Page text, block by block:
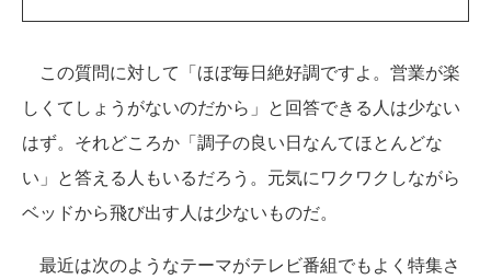
この質問に対して「ほぼ毎日絶好調ですよ。営業が楽
しくてしょうがないのだから」と回答できる人は少ない
はず。それどころか「調子の良い日なんてほとんどな
い」と答える人もいるだろう。元気にワクワクしながら
ベッドから飛び出す人は少ないものだ。
最近は次のようなテーマがテレビ番組でもよく特集さ